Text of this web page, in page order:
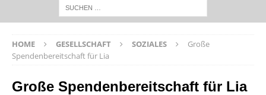
HOME GESELLSCHAFT SOZIALES
Große
Spendenbereitschaft für Lia
Große Spendenbereitschaft für Lia